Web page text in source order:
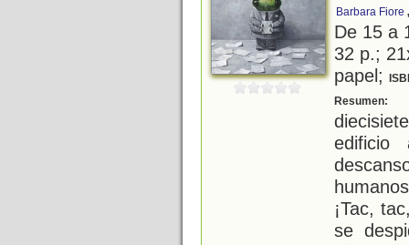
Barbara Fiore
De 15 a
32 p.;
papel;
Resumen:
edificio
¡Tac,
se